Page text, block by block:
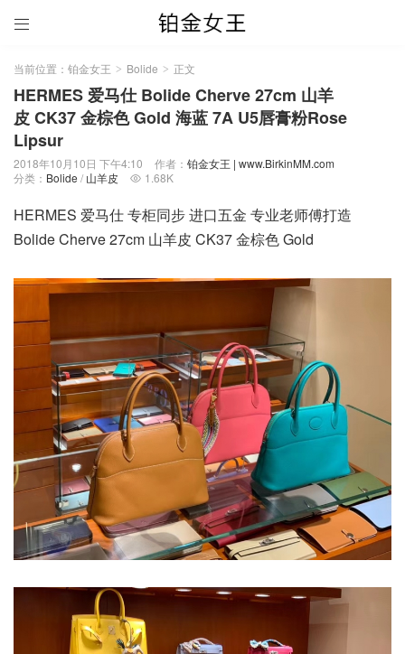

当前位置： 铂金女王 > Bolide > 正文
HERMES 爱马仕 Bolide Cherve 27cm 山羊
皮 CK37 金棕色 Gold 海蓝 7A U5唇膏粉Rose
Lipsur
2018年10月10日 下午4:10 作者： 铂金女王 | www.BirkinMM.com
分类： Bolide / 山羊皮  1.68K
HERMES 爱马仕 专柜同步 进口五金 专业老师傅打造
Bolide Cherve 27cm 山羊皮 CK37 金棕色 Gold